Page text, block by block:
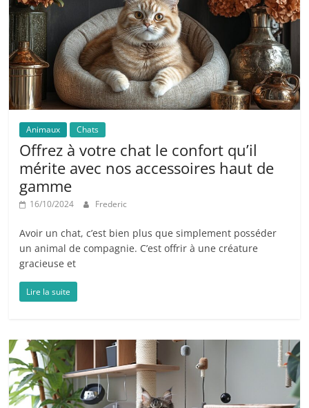
Animaux Chats
Offrez à votre chat le confort qu’il
mérite avec nos accessoires haut de
gamme
16/10/2024 Frederic
Avoir un chat, c’est bien plus que simplement posséder
un animal de compagnie. C’est offrir à une créature
gracieuse et
Lire la suite